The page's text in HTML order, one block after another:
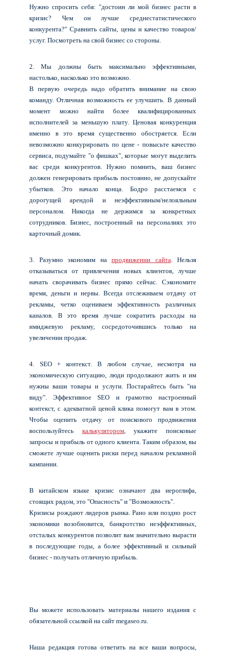
Нужно спросить себя: "достоин ли мой бизнес расти в
кризис? Чем он лучше среднестатистического
конкурента?" Сравнить сайты, цены и качество товаров/
услуг. Посмотреть на свой бизнес со стороны.
2. Мы должны быть максимально эффективными,
настолько, насколько это возможно.
В первую очередь надо обратить внимание на свою
команду. Отличная возможность ее улучшить. В данный
момент можно найти более квалифицированных
исполнителей за меньшую плату. Ценовая конкуренция
именно в это время существенно обостряется. Если
невозможно конкурировать по цене - повысьте качество
сервиса, подумайте "о фишках", которые могут выделить
вас среди конкурентов. Нужно помнить, ваш бизнес
должен генерировать прибыль постоянно, не допускайте
убытков. Это начало конца. Бодро расстаемся с
дорогущей арендой и неэффективным/нелояльным
персоналом. Никогда не держимся за конкретных
сотрудников. Бизнес, построенный на персоналиях это
карточный домик.
3. Разумно экономим на продвижении сайта. Нельзя
отказываться от привлечения новых клиентов, лучше
начать сворачивать бизнес прямо сейчас. Сэкономите
время, деньги и нервы. Всегда отслеживаем отдачу от
рекламы, четко оцениваем эффективность различных
каналов. В это время лучше сократить расходы на
имиджевую рекламу, сосредоточившись только на
увеличении продаж.
4. SEO + контекст. В любом случае, несмотря на
экономическую ситуацию, люди продолжают жить и им
нужны ваши товары и услуги. Постарайтесь быть "на
виду". Эффективное SEO и грамотно настроенный
контекст, с адекватной ценой клика помогут вам в этом.
Чтобы оценить отдачу от поискового продвижения
воспользуйтесь калькулятором, укажите поисковые
запросы и прибыль от одного клиента. Таким образом, вы
сможете лучше оценить риски перед началом рекламной
кампании.
В китайском языке кризис означают два иероглифа,
стоящих рядом, это "Опасность" и "Возможность".
Кризисы рождают лидеров рынка. Рано или поздно рост
экономики возобновится, банкротство неэффективных,
отсталых конкурентов позволит вам значительно вырасти
в последующие годы, а более эффективный и сильный
бизнес - получать отличную прибыль.
Вы можете использовать материалы нашего издания с
обязательной ссылкой на сайт megaseo.ru.
Наша редакция готова ответить на все ваши вопросы,